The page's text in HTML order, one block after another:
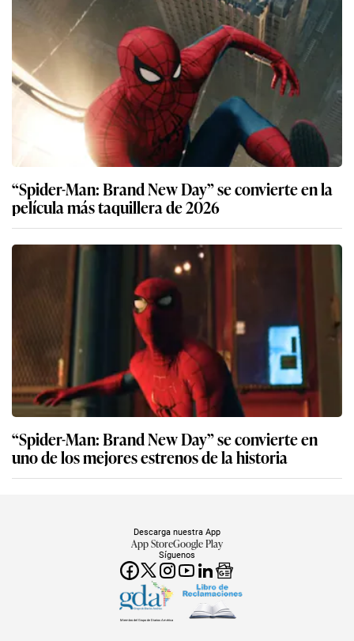
“Spider-Man: Brand New Day” se convierte en la
película más taquillera de 2026
“Spider-Man: Brand New Day” se convierte en
uno de los mejores estrenos de la historia
Síguenos
Descarga nuestra App
App StoreGoogle Play
Miembro del Grupo de Diarios América